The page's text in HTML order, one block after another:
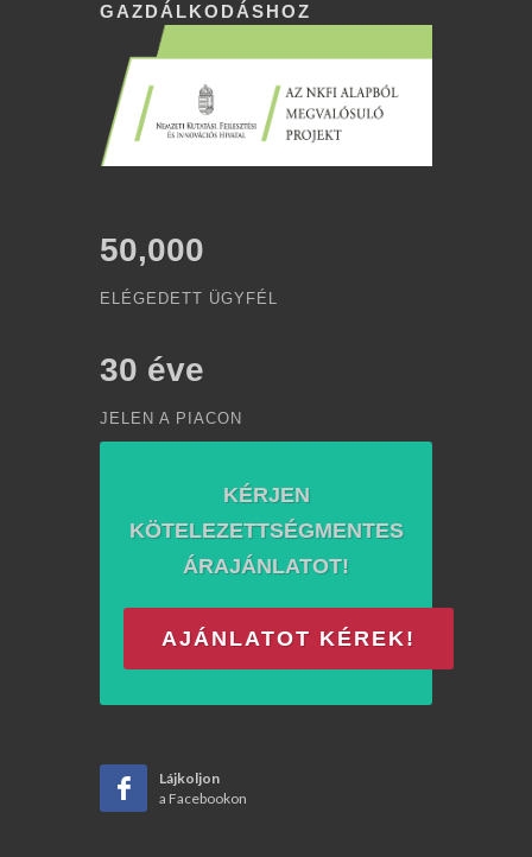
GAZDÁLKODÁSHOZ
50,000
ELÉGEDETT ÜGYFÉL
30 éve
JELEN A PIACON
KÉRJEN
KÖTELEZETTSÉGMENTES
ÁRAJÁNLATOT!
AJÁNLATOT KÉREK!
Lájkoljon
a Facebookon